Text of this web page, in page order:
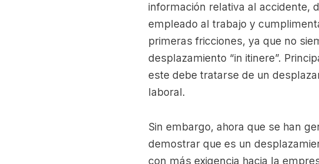
información relativa al accidente,
empleado al trabajo y
primeras fricciones, ya que no
desplazamiento “in itinere”.
este debe tratarse de un
laboral.
Sin embargo, ahora que se han
demostrar que es un
con más exigencia hacia la